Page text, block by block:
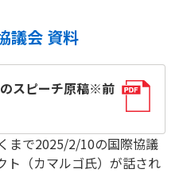
議会 資料
スピーチ原稿※前
まで2025/2/10の国際協議
ト（カマルゴ氏）が話され